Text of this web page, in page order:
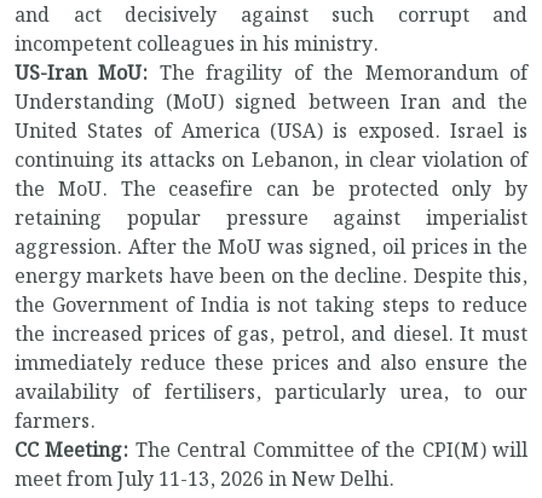
and act decisively against such corrupt and
incompetent colleagues in his ministry.
US-Iran MoU: The fragility of the Memorandum of
Understanding (MoU) signed between Iran and the
United States of America (USA) is exposed. Israel is
continuing its attacks on Lebanon, in clear violation of
the MoU. The ceasefire can be protected only by
retaining popular pressure against imperialist
aggression. After the MoU was signed, oil prices in the
energy markets have been on the decline. Despite this,
the Government of India is not taking steps to reduce
the increased prices of gas, petrol, and diesel. It must
immediately reduce these prices and also ensure the
availability of fertilisers, particularly urea, to our
farmers.
CC Meeting: The Central Committee of the CPI(M) will
meet from July 11-13, 2026 in New Delhi.